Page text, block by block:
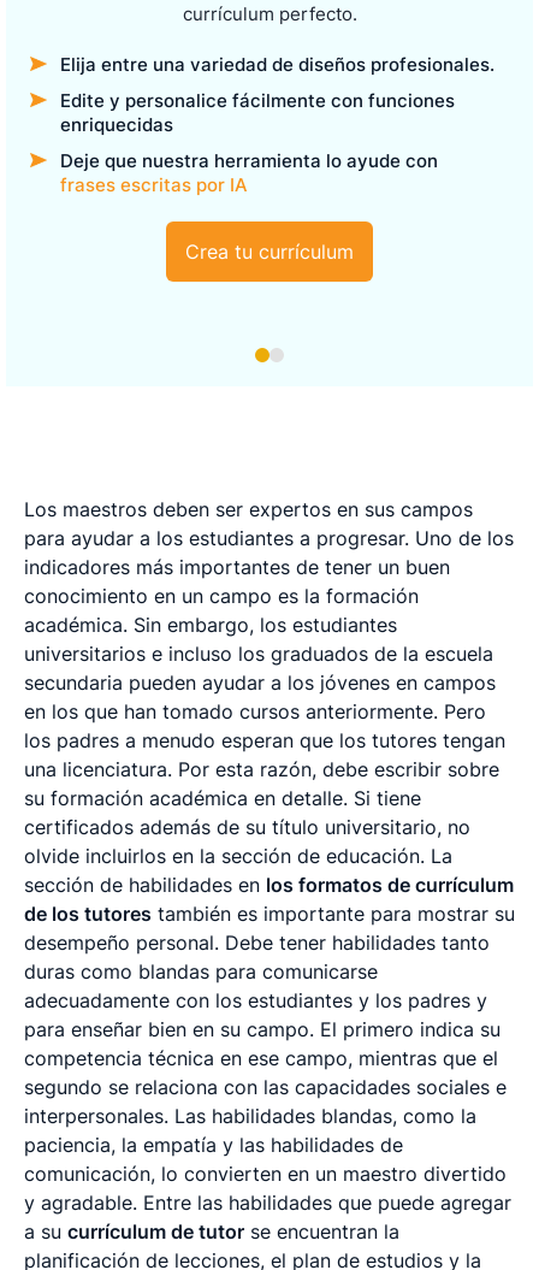
currículum perfecto.
Elija entre una variedad de diseños profesionales.
Edite y personalice fácilmente con funciones
enriquecidas
Deje que nuestra herramienta lo ayude con
frases escritas por IA
Crea tu currículum
Los maestros deben ser expertos en sus campos
para ayudar a los estudiantes a progresar. Uno de los
indicadores más importantes de tener un buen
conocimiento en un campo es la formación
académica. Sin embargo, los estudiantes
universitarios e incluso los graduados de la escuela
secundaria pueden ayudar a los jóvenes en campos
en los que han tomado cursos anteriormente. Pero
los padres a menudo esperan que los tutores tengan
una licenciatura. Por esta razón, debe escribir sobre
su formación académica en detalle. Si tiene
certificados además de su título universitario, no
olvide incluirlos en la sección de educación. La
sección de habilidades en los formatos de currículum
de los tutores también es importante para mostrar su
desempeño personal. Debe tener habilidades tanto
duras como blandas para comunicarse
adecuadamente con los estudiantes y los padres y
para enseñar bien en su campo. El primero indica su
competencia técnica en ese campo, mientras que el
segundo se relaciona con las capacidades sociales e
interpersonales. Las habilidades blandas, como la
paciencia, la empatía y las habilidades de
comunicación, lo convierten en un maestro divertido
y agradable. Entre las habilidades que puede agregar
a su currículum de tutor se encuentran la
planificación de lecciones, el plan de estudios y la